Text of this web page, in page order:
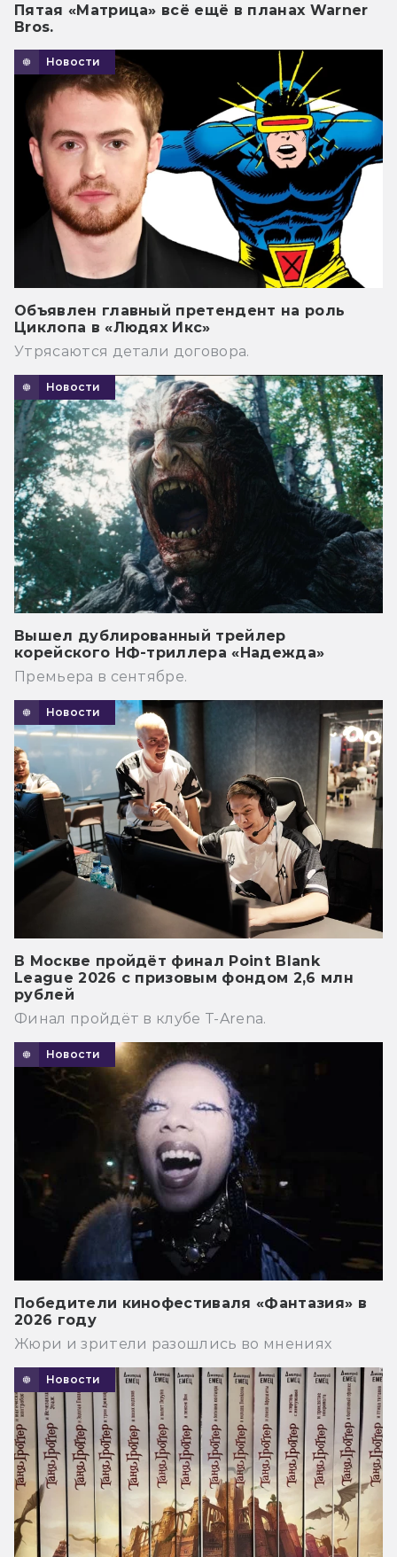
Пятая «Матрица» всё ещё в планах Warner
Bros.
Новости
Объявлен главный претендент на роль
Циклопа в «Людях Икс»
Утрясаются детали договора.
Новости
Вышел дублированный трейлер
корейского НФ-триллера «Надежда»
Премьера в сентябре.
Новости
В Москве пройдёт финал Point Blank
League 2026 с призовым фондом 2,6 млн
рублей
Финал пройдёт в клубе T-Arena.
Новости
Победители кинофестиваля «Фантазия» в
2026 году
Жюри и зрители разошлись во мнениях
Новости